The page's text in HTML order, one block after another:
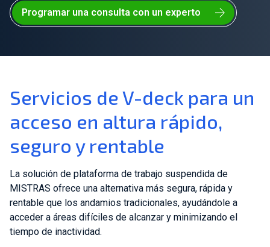
ES
Programar una consulta con un experto
Servicios de V-deck para un
acceso en altura rápido,
seguro y rentable
La solución de plataforma de trabajo suspendida de
MISTRAS ofrece una alternativa más segura, rápida y
rentable que los andamios tradicionales, ayudándole a
acceder a áreas difíciles de alcanzar y minimizando el
tiempo de inactividad.